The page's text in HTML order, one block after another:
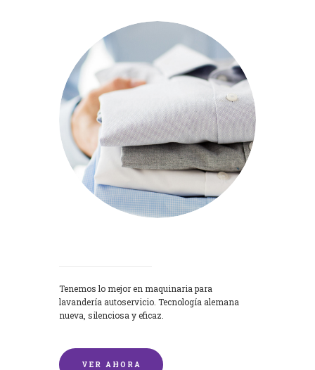
Tenemos lo mejor en maquinaria para
lavandería autoservicio. Tecnología alemana
nueva, silenciosa y eficaz.
VER AHORA